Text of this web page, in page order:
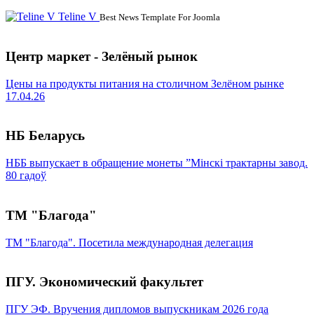
Teline V Best News Template For Joomla
Центр маркет - Зелёный рынок
Цены на продукты питания на столичном Зелёном рынке
17.04.26
НБ Беларусь
НББ выпускает в обращение монеты ”Мінскі трактарны завод.
80 гадоў
ТМ "Благода"
ТМ "Благода". Посетила международная делегация
ПГУ. Экономический факультет
ПГУ ЭФ. Вручения дипломов выпускникам 2026 года